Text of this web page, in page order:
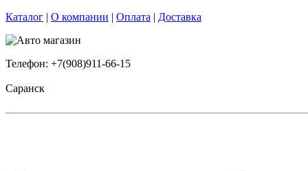
Каталог | О компании | Оплата | Доставка
Телефон: +7(908)911-66-15
Саранск